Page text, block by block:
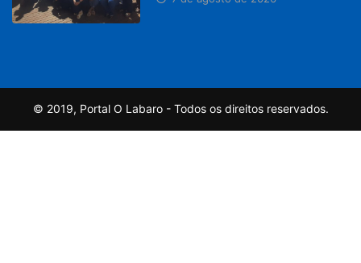
© 2019, Portal O Labaro - Todos os direitos reservados.